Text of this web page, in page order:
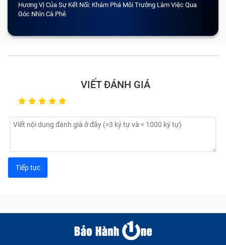
Hương Vị Của Sự Kết Nối: Khám Phá Môi Trường Làm Việc Qua
Góc Nhìn Cà Phê
VIẾT ĐÁNH GIÁ